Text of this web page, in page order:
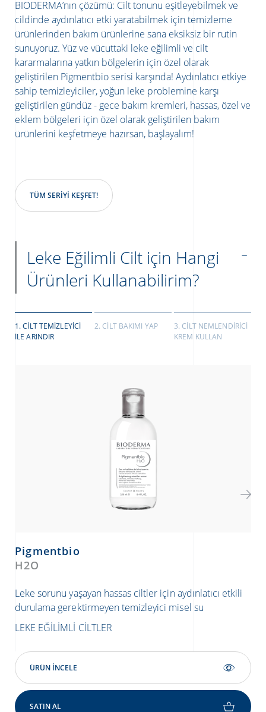
BIODERMA’nın çözümü: Cilt tonunu eşitleyebilmek ve
cildinde aydınlatıcı etki yaratabilmek için temizleme
ürünlerinden bakım ürünlerine sana eksiksiz bir rutin
sunuyoruz. Yüz ve vücuttaki leke eğilimli ve cilt
kararmalarına yatkın bölgelerin için özel olarak
geliştirilen Pigmentbio serisi karşında! Aydınlatıcı etkiye
sahip temizleyiciler, yoğun leke problemine karşı
geliştirilen gündüz - gece bakım kremleri, hassas, özel ve
eklem bölgeleri için özel olarak geliştirilen bakım
ürünlerini keşfetmeye hazırsan, başlayalım!
TÜM SERIYI KEŞFET!
Leke Eğilimli Cilt için Hangi
Ürünleri Kullanabilirim?
1. CILT TEMIZLEYICI
ILE ARINDIR
2. CILT BAKIMI YAP
3. CILT NEMLENDIRICI
KREM KULLAN
Pigmentbio
H2O
Leke sorunu yaşayan hassas ciltler için aydınlatıcı etkili
durulama gerektirmeyen temizleyici misel su
LEKE EĞILIMLI CILTLER
ÜRÜN INCELE
SATIN AL